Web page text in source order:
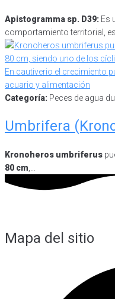
Apistogramma sp. D39: Es
comportamiento territorial,
Categoría: Peces de agua
Umbrifera
Kronoheros umbriferus
80 cm
Mapa del sitio